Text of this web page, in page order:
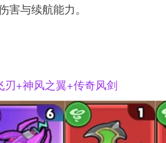
害与续航能力。
+神风之翼+传奇风剑